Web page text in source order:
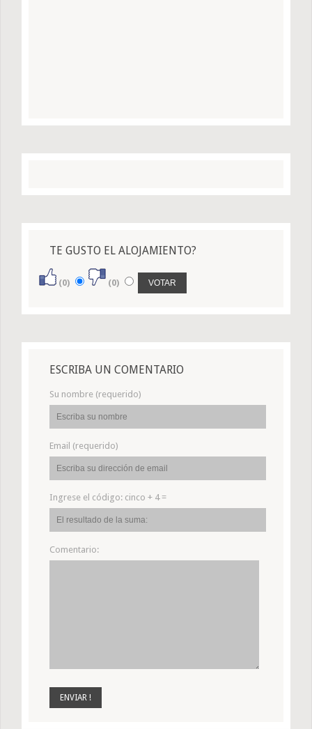
TE GUSTO EL ALOJAMIENTO?
(0) (0)
ESCRIBA UN COMENTARIO
Su nombre (requerido)
Email (requerido)
Ingrese el código: cinco + 4 =
Comentario: